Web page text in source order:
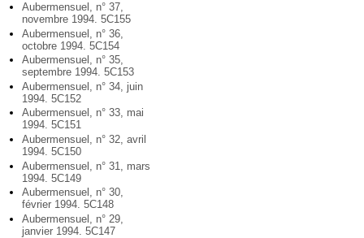
Aubermensuel, n° 37,
novembre 1994. 5C155
Aubermensuel, n° 36,
octobre 1994. 5C154
Aubermensuel, n° 35,
septembre 1994. 5C153
Aubermensuel, n° 34, juin
1994. 5C152
Aubermensuel, n° 33, mai
1994. 5C151
Aubermensuel, n° 32, avril
1994. 5C150
Aubermensuel, n° 31, mars
1994. 5C149
Aubermensuel, n° 30,
février 1994. 5C148
Aubermensuel, n° 29,
janvier 1994. 5C147